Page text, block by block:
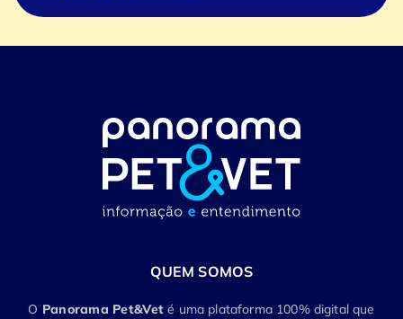
QUEM SOMOS
O Panorama Pet&Vet é uma plataforma 100% digital que